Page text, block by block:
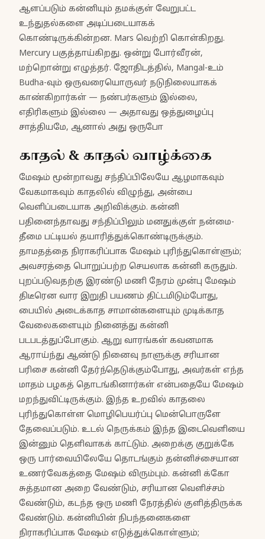
ஆளப்படும் கன்னியும் தமக்குள் வேறுபட்ட
உந்துதல்களை அடிப்படையாகக்
கொண்டிருக்கின்றன. Mars வெற்றி கொள்கிறது.
Mercury பகுத்தாய்கிறது. ஒன்று போர்வீரன்,
மற்றொன்று எழுத்தர். ஜோதிடத்தில், Mangal-உம்
Budha-வும் ஒருவரையொருவர் நடுநிலையாகக்
காண்கிறார்கள் — நண்பர்களும் இல்லை,
எதிரிகளும் இல்லை — அதாவது ஒத்துழைப்பு
சாத்தியமே, ஆனால் அது ஒருபோ
காதல் & காதல் வாழ்க்கை
மேஷம் மூன்றாவது சந்திப்பிலேயே ஆழமாகவும்
வேகமாகவும் காதலில் விழுந்து, அன்பை
வெளிப்படையாக அறிவிக்கும். கன்னி
பதினைந்தாவது சந்திப்பிலும் மனதுக்குள் நன்மை-
தீமை பட்டியல் தயாரித்துக்கொண்டிருக்கும்.
தாமதத்தை நிராகரிப்பாக மேஷம் புரிந்துகொள்ளும்;
அவசரத்தை பொறுப்பற்ற செயலாக கன்னி கருதும்.
புறப்படுவதற்கு இரண்டு மணி நேரம் முன்பு மேஷம்
திடீரென வார இறுதி பயணம் திட்டமிடும்போது,
பையில் அடைக்காத சாமான்களையும் முடிக்காத
வேலைகளையும் நினைத்து கன்னி
படபடத்துப்போகும். ஆறு வாரங்கள் கவனமாக
ஆராய்ந்து ஆண்டு நினைவு நாளுக்கு சரியான
பரிசை கன்னி தேர்ந்தெடுக்கும்போது, அவர்கள் எந்த
மாதம் பழகத் தொடங்கினார்கள் என்பதையே மேஷம்
மறந்துவிட்டிருக்கும். இந்த உறவில் காதலை
புரிந்துகொள்ள மொழிபெயர்ப்பு மென்பொருளே
தேவைப்படும். உடல் நெருக்கம் இந்த இடைவெளியை
இன்னும் தெளிவாகக் காட்டும். அறைக்கு குறுக்கே
ஒரு பார்வையிலேயே தொடங்கும் தன்னிச்சையான
உணர்வேகத்தை மேஷம் விரும்பும். கன்னி க்கோ
சுத்தமான அறை வேண்டும், சரியான வெளிச்சம்
வேண்டும், கடந்த ஒரு மணி நேரத்தில் குளித்திருக்க
வேண்டும். கன்னியின் நிபந்தனைகளை
நிராகரிப்பாக மேஷம் எடுத்துக்கொள்ளும்;